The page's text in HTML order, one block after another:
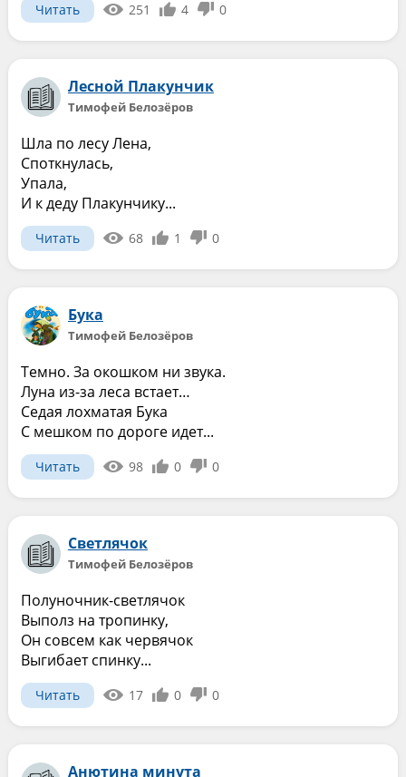
Читать 251 4 0
Лесной Плакунчик
Тимофей Белозёров
Шла по лесу Лена,
Споткнулась,
Упала,
И к деду Плакунчику...
Читать 68 1 0
Бука
Тимофей Белозёров
Темно. За окошком ни звука.
Луна из-за леса встает…
Седая лохматая Бука
С мешком по дороге идет...
Читать 98 0 0
Светлячок
Тимофей Белозёров
Полуночник-светлячок
Выполз на тропинку,
Он совсем как червячок
Выгибает спинку...
Читать 17 0 0
Анютина минута